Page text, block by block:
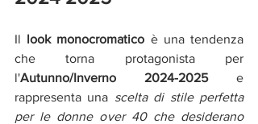
Il look monocromatico è una tendenza
che torna protagonista per
l'Autunno/Inverno 2024-2025 e
rappresenta una scelta di stile perfetta
per le donne over 40 che desiderano